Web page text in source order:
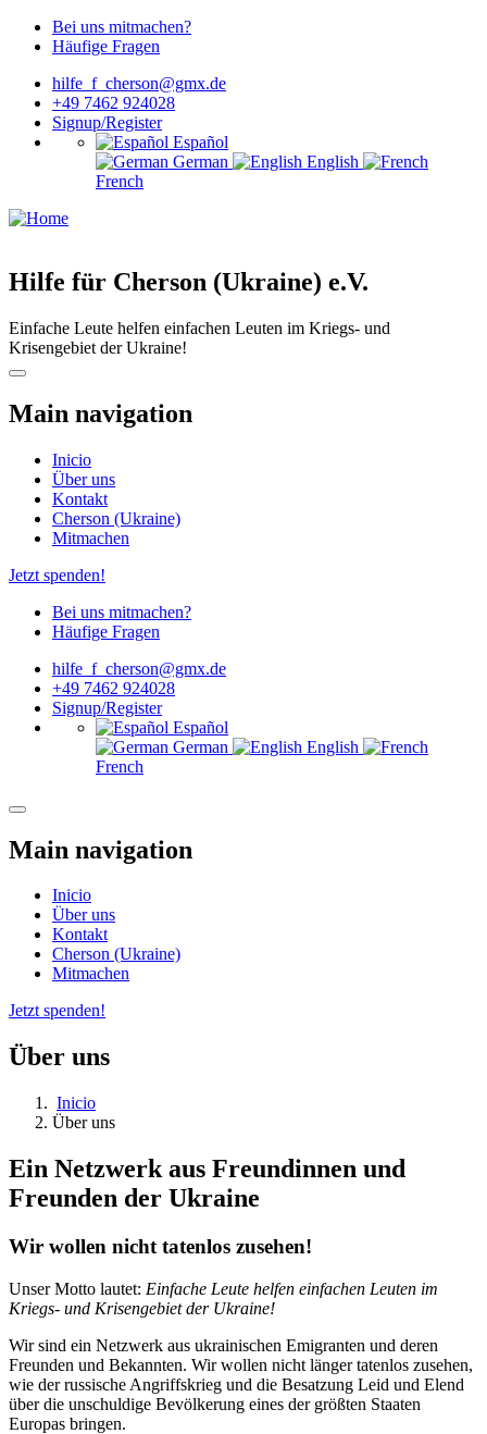
Bei uns mitmachen?
Häufige Fragen
hilfe_f_cherson@gmx.de
+49 7462 924028
Signup/Register
Español
German
English
French
Hilfe für Cherson (Ukraine) e.V.
Einfache Leute helfen einfachen Leuten im Kriegs- und
Krisengebiet der Ukraine!
Main navigation
Inicio
Über uns
Kontakt
Cherson (Ukraine)
Mitmachen
Jetzt spenden!
Bei uns mitmachen?
Häufige Fragen
hilfe_f_cherson@gmx.de
+49 7462 924028
Signup/Register
Español
German
English
French
Main navigation
Inicio
Über uns
Kontakt
Cherson (Ukraine)
Mitmachen
Jetzt spenden!
Über uns
Sobrescribir
enlaces
de
a
la
navegación
Inicio
Über uns
Ein Netzwerk aus Freundinnen und
Freunden der Ukraine
Wir wollen nicht tatenlos zusehen!
Unser Motto lautet: Einfache Leute helfen einfachen Leuten im
Kriegs- und Krisengebiet der Ukraine!
Wir sind ein Netzwerk aus ukrainischen Emigranten und deren
Freunden und Bekannten. Wir wollen nicht länger tatenlos zusehen,
wie der russische Angriffskrieg und die Besatzung Leid und Elend
über die unschuldige Bevölkerung eines der größten Staaten
Europas bringen.